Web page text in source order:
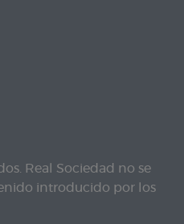
Real Sociedad no se
introducido por los